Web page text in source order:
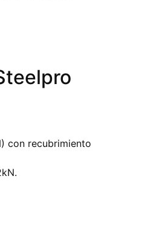
con recubrimiento